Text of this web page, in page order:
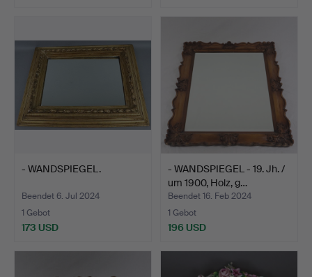
- WANDSPIEGEL.
Beendet 6. Jul 2024
1 Gebot
173 USD
- WANDSPIEGEL - 19. Jh. /
um 1900, Holz, g…
Beendet 16. Feb 2024
1 Gebot
196 USD